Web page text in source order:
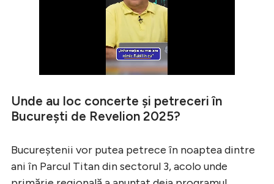
Unde au loc concerte și petreceri în
București de Revelion 2025?
Bucureștenii vor putea petrece în noaptea dintre
ani în Parcul Titan din sectorul 3, acolo unde